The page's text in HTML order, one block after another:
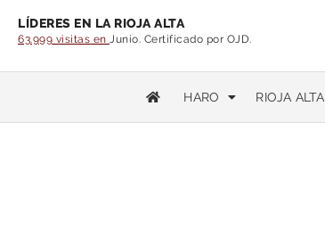
LÍDERES EN LA RIOJA ALTA
63.999 visitas en Junio. Certificado por OJD.
HARO RIOJA ALTA